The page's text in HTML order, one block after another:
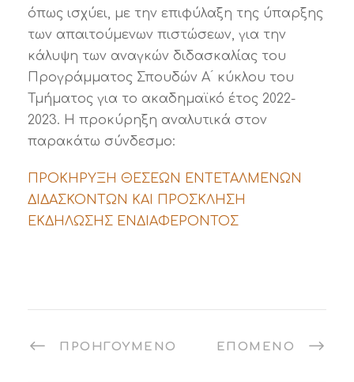
όπως ισχύει, με την επιφύλαξη της ύπαρξης
των απαιτούμενων πιστώσεων, για την
κάλυψη των αναγκών διδασκαλίας του
Προγράμματος Σπουδών Α ́ κύκλου του
Τμήματος για το ακαδημαϊκό έτος 2022-
2023. Η προκύρηξη αναλυτικά στον
παρακάτω σύνδεσμο:
ΠΡΟΚΗΡΥΞΗ ΘΕΣΕΩΝ ΕΝΤΕΤΑΛΜΕΝΩΝ
ΔΙΔΑΣΚΟΝΤΩΝ ΚΑΙ ΠΡΟΣΚΛΗΣΗ
ΕΚΔΗΛΩΣΗΣ ΕΝΔΙΑΦΕΡΟΝΤΟΣ
ΠΡΟΗΓΟΎΜΕΝΟ ΕΠΌΜΕΝΟ